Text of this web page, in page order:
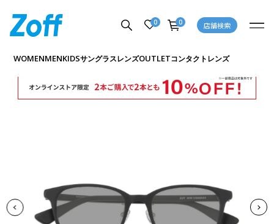
0 0 店舗検索
WOMENMENKIDSサングラスレンズOUTLETコンタクトレンズ
商品詳細ページへ